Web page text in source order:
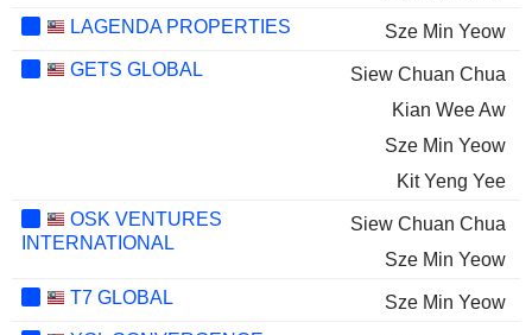
LAGENDA PROPERTIES
Sze Min Yeow
GETS GLOBAL
Siew Chuan Chua
Kian Wee Aw
Sze Min Yeow
Kit Yeng Yee
OSK VENTURES
INTERNATIONAL
Siew Chuan Chua
Sze Min Yeow
T7 GLOBAL
Sze Min Yeow